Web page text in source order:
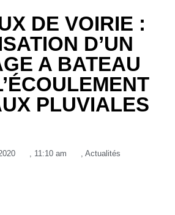
DE VOIRIE :
D’UN
A BATEAU
PLUVIALES
, 11:10 am , Actualités